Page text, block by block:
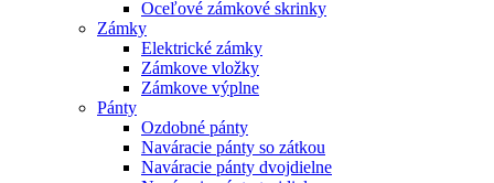
Oceľové zámkové skrinky
Zámky
Elektrické zámky
Zámkove vložky
Zámkove výplne
Pánty
Ozdobné pánty
Naváracie pánty so zátkou
Naváracie pánty dvojdielne